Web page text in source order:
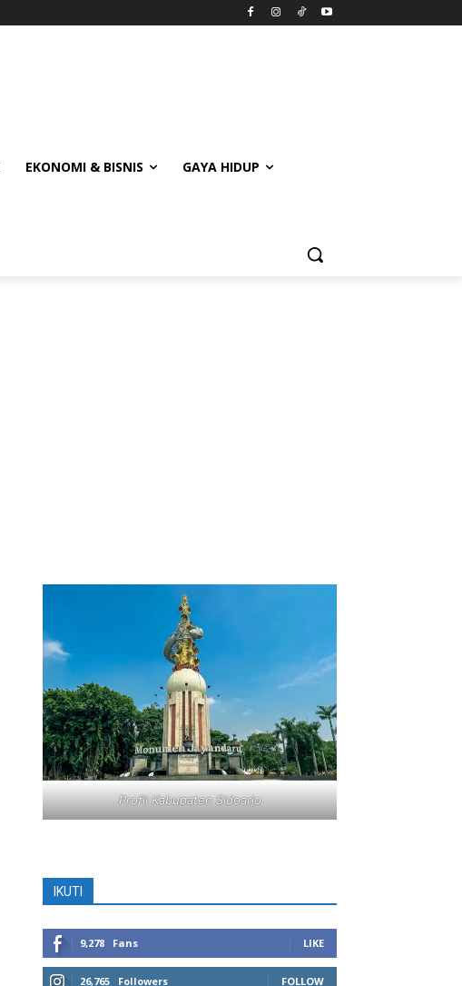
EKONOMI & BISNIS GAYA HIDUP
Profil Kabupaten Sidoarjo
IKUTI
9,278 Fans LIKE
26,765 Followers FOLLOW